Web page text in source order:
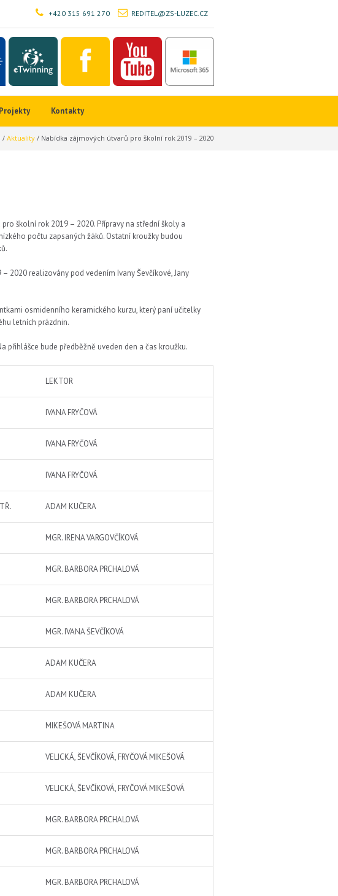
REDITEL@ZS-LUZEC.CZ
+420 315 691 270
Projekty Kontakty
/ Aktuality / Nabídka zájmových útvarů pro školní rok 2019 – 2020
školní rok 2019 – 2020. Přípravy na střední školy a
počtu zapsaných žáků. Ostatní kroužky budou
2020 realizovány pod vedením Ivany Ševčíkové, Jany
osmidenního keramického kurzu, který paní učitelky
letních prázdnin.
přihlášce bude předběžně uveden den a čas kroužku.
LEKTOR
IVANA FRYČOVÁ
IVANA FRYČOVÁ
IVANA FRYČOVÁ
ADAM KUČERA
MGR. IRENA VARGOVČÍKOVÁ
MGR. BARBORA PRCHALOVÁ
MGR. BARBORA PRCHALOVÁ
MGR. IVANA ŠEVČÍKOVÁ
ADAM KUČERA
ADAM KUČERA
MIKEŠOVÁ MARTINA
VELICKÁ, ŠEVČÍKOVÁ, FRYČOVÁ MIKEŠOVÁ
VELICKÁ, ŠEVČÍKOVÁ, FRYČOVÁ MIKEŠOVÁ
MGR. BARBORA PRCHALOVÁ
MGR. BARBORA PRCHALOVÁ
MGR. BARBORA PRCHALOVÁ